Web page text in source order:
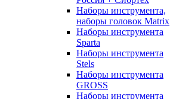
Наборы инструмента,
наборы головок Matrix
Наборы инструмента
Sparta
Наборы инструмента
Stels
Наборы инструмента
GROSS
Наборы инструмента